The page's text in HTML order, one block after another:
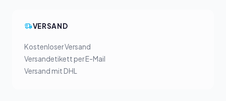
VERSAND
Kostenloser Versand
Versandetikett per E-Mail
Versand mit DHL